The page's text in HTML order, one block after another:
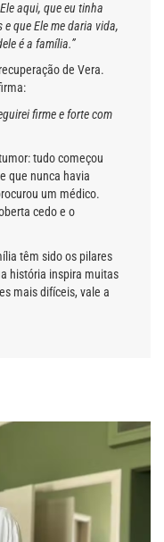
aqui, que eu tinha
que Ele me daria vida,
é a família.”
de Vera.
firme e forte com
tudo começou
que nunca havia
um médico.
cedo e o
têm sido os pilares
história inspira muitas
mais difíceis, vale a